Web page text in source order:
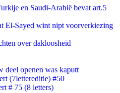
en Saudi-Arabië bevat art.5
El-Sayed wint nipt voorverkiezing
over dakloosheid
openen was kaputt
(7lettereditie) #50
# 75 (8 letters)